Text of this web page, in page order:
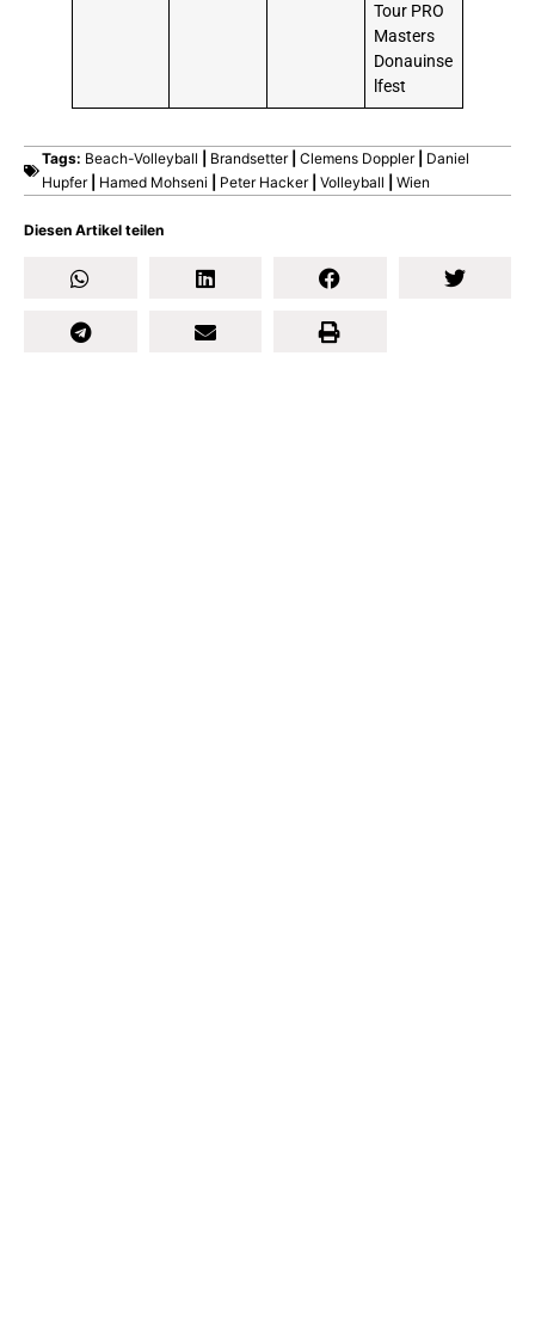
Diesen Artikel teilen
Tour PRO
Masters
Donauinse
lfest
Tags: Beach-Volleyball Brandsetter| Clemens Doppler| Daniel
Hupfer| Hamed Mohseni Peter Hacker| Volleyball Wien